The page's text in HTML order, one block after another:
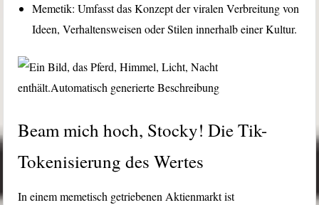
Memetik: Umfasst das Konzept der viralen Verbreitung von
Ideen, Verhaltensweisen oder Stilen innerhalb einer Kultur.
Beam mich hoch, Stocky! Die Tik-
Tokenisierung des Wertes
In einem memetisch getriebenen Aktienmarkt ist